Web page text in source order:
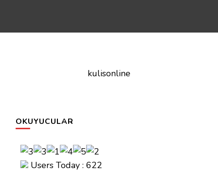
kulisonline
OKUYUCULAR
Users Today : 622